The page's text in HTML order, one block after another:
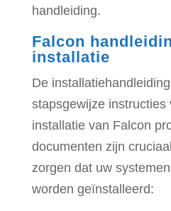
handleiding.
Falcon
installatie
De
stapsgewijze instructies
installatie van Falcon
documenten zijn
zorgen dat uw
worden geïnstalleerd: